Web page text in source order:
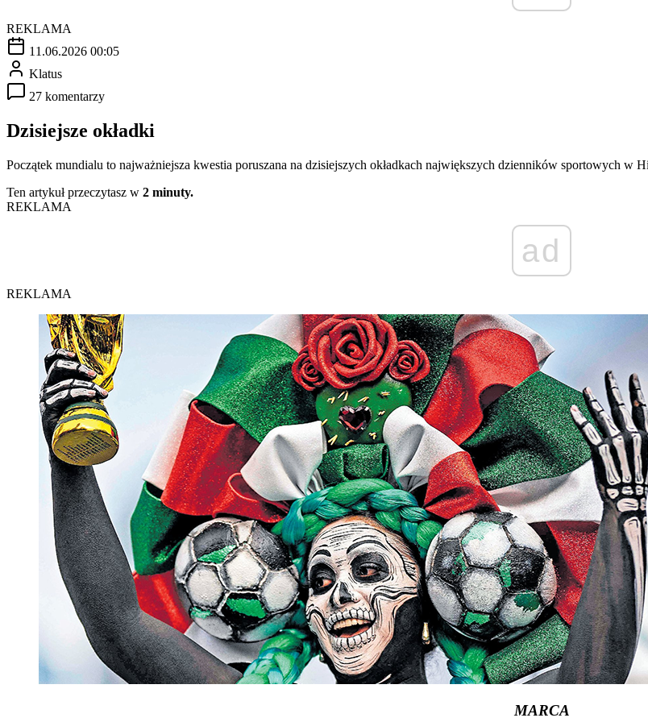
REKLAMA
11.06.2026 00:05
Klatus
27 komentarzy
Dzisiejsze okładki
Początek mundialu to najważniejsza kwestia poruszana na dzisiejszych okładkach największych dzienników sportowych w
Ten artykuł przeczytasz w 2 minuty.
REKLAMA
ad
REKLAMA
MARCA